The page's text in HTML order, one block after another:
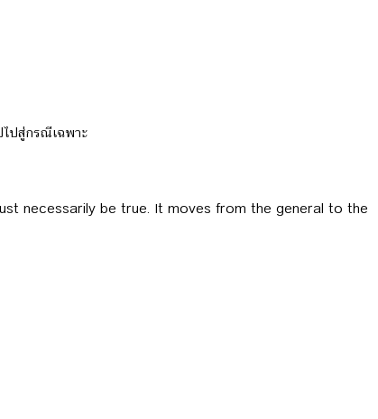
ปสู่กรณีเฉพาะ
necessarily be true. It moves from the general to the